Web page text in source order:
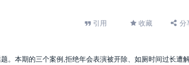
引用 收藏 分
。本期的三个案例,拒绝年会表演被开除、如厕时间过长遭